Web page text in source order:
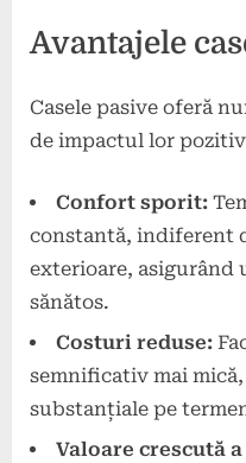
Avantajele
Casele pasive oferă
de impactul lor
Confort sporit:
constantă, indiferent
exterioare, asigurând
sănătos.
Costuri reduse:
semnificativ mai
substanțiale pe
Valoare crescută